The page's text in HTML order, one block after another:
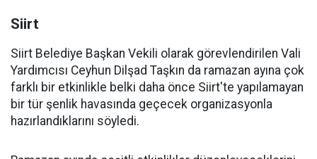
Siirt
Siirt Belediye Başkan Vekili olarak görevlendirilen Vali
Yardımcısı Ceyhun Dilşad Taşkın da ramazan ayına çok
farklı bir etkinlikle belki daha önce Siirt'te yapılamayan
bir tür şenlik havasında geçecek organizasyonla
hazırlandıklarını söyledi.